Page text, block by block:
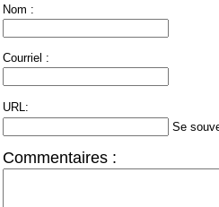
Nom :
Courriel :
URL:
Se
Commentaires :